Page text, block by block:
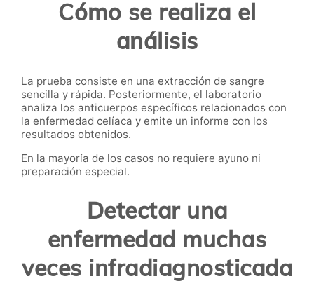
Cómo se realiza el
análisis
La prueba consiste en una extracción de sangre
sencilla y rápida. Posteriormente, el laboratorio
analiza los anticuerpos específicos relacionados con
la enfermedad celíaca y emite un informe con los
resultados obtenidos.
En la mayoría de los casos no requiere ayuno ni
preparación especial.
Detectar una
enfermedad muchas
veces infradiagnosticada